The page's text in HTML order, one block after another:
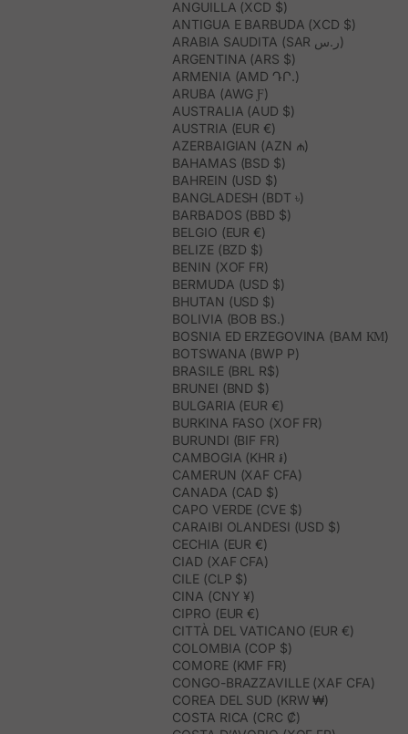
ANGUILLA (XCD $)
ANTIGUA E BARBUDA (XCD $)
ARABIA SAUDITA (SAR ر.س)
ARGENTINA (ARS $)
ARMENIA (AMD ԴՐ.)
ARUBA (AWG Ƒ)
AUSTRALIA (AUD $)
AUSTRIA (EUR €)
AZERBAIGIAN (AZN ₼)
BAHAMAS (BSD $)
BAHREIN (USD $)
BANGLADESH (BDT ৳)
BARBADOS (BBD $)
BELGIO (EUR €)
BELIZE (BZD $)
BENIN (XOF FR)
BERMUDA (USD $)
BHUTAN (USD $)
BOLIVIA (BOB BS.)
BOSNIA ED ERZEGOVINA (BAM КМ)
BOTSWANA (BWP P)
BRASILE (BRL R$)
BRUNEI (BND $)
BULGARIA (EUR €)
BURKINA FASO (XOF FR)
BURUNDI (BIF FR)
CAMBOGIA (KHR ៛)
CAMERUN (XAF CFA)
CANADA (CAD $)
CAPO VERDE (CVE $)
CARAIBI OLANDESI (USD $)
CECHIA (EUR €)
CIAD (XAF CFA)
CILE (CLP $)
CINA (CNY ¥)
CIPRO (EUR €)
CITTÀ DEL VATICANO (EUR €)
COLOMBIA (COP $)
COMORE (KMF FR)
CONGO-BRAZZAVILLE (XAF CFA)
COREA DEL SUD (KRW ₩)
COSTA RICA (CRC ₡)